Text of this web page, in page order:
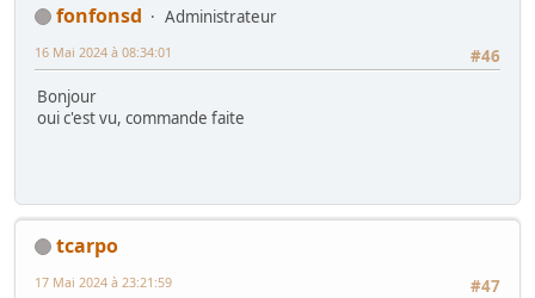
fonfonsd
Administrateur
#46
16 Mai 2024 à 08:34:01
Bonjour
oui c'est vu, commande faite
tcarpo
#47
17 Mai 2024 à 23:21:59